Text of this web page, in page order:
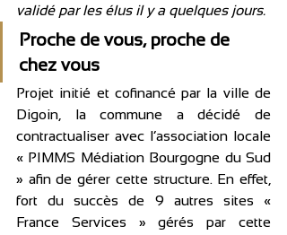
validé par les élus il y a quelques jours.
Proche de vous, proche de
chez vous
Projet initié et cofinancé par la ville de
Digoin, la commune a décidé de
contractualiser avec l’association locale
« PIMMS Médiation Bourgogne du Sud
» afin de gérer cette structure. En effet,
fort du succès de 9 autres sites «
France Services » gérés par cette